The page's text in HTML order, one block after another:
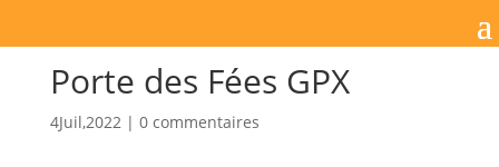
Porte des Fées GPX
4Juil,2022| 0 commentaires